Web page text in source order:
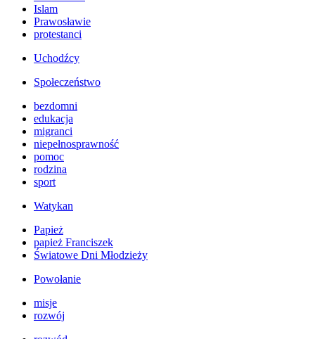
Islam
Prawosławie
protestanci
Uchodźcy
Społeczeństwo
bezdomni
edukacja
migranci
niepełnosprawność
pomoc
rodzina
sport
Watykan
Papież
papież Franciszek
Światowe Dni Młodzieży
Powołanie
misje
rozwój